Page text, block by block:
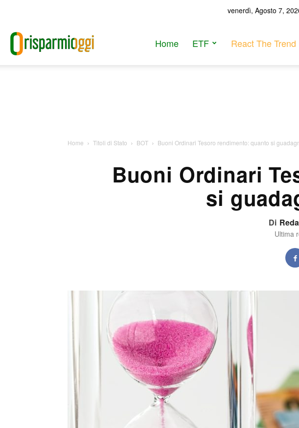
venerdì, Agosto 7,
Home ETF React The Trend
Home Titoli di Stato BOT Buoni Ordinari Tesoro rendimento: quanto si
Buoni Ordinari
si
Di
Ultima